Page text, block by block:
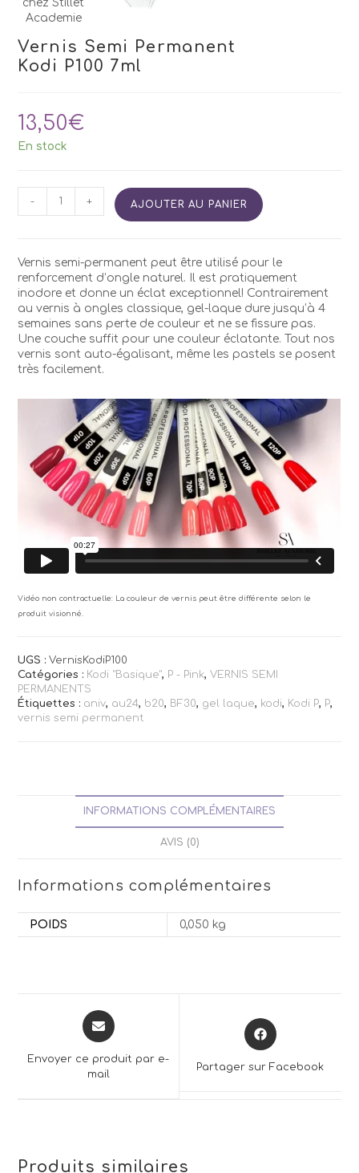
Vernis Semi Permanent
Kodi P100 7ml
13,50€
En stock
quantité
Permanent
Kodi
P100
7ml
- + AJOUTER AU PANIER
Vernis semi-permanent peut être utilisé pour le
renforcement d’ongle naturel. Il est pratiquement
inodore et donne un éclat exceptionnel! Contrairement
au vernis à ongles classique, gel-laque dure jusqu’à 4
semaines sans perte de couleur et ne se fissure pas.
Une couche suffit pour une couleur éclatante. Tout nos
vernis sont auto-égalisant, même les pastels se posent
très facilement.
Vidéo non contractuelle: La couleur de vernis peut être différente selon le
produit visionné.
UGS :VernisKodiP100
Catégories : Kodi "Basique", P - Pink,VERNIS SEMI
PERMANENTS
Étiquettes : aniv, au24, b20, BF30, gel laque, kodi, Kodi P, P,
vernis semi permanent
INFORMATIONS COMPLÉMENTAIRES
AVIS (0)
Informations complémentaires
POIDS 0,050 kg
Opens
in
new
Envoyer ce produit par e-
mail
Opens
in
Partager sur Facebook
Produits similaires